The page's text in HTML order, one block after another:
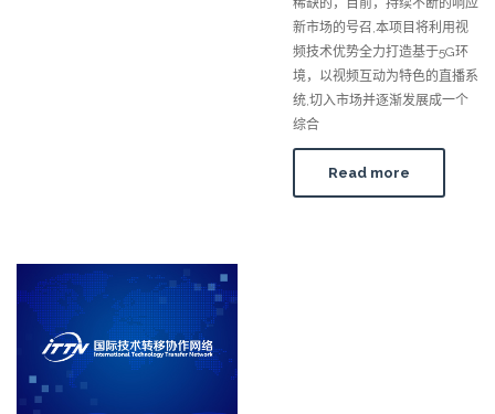
稀缺的，目前，持续不断的响应
新市场的号召,本项目将利用视
频技术优势全力打造基于5G环
境，以视频互动为特色的直播系
统,切入市场并逐渐发展成一个
综合
Read more